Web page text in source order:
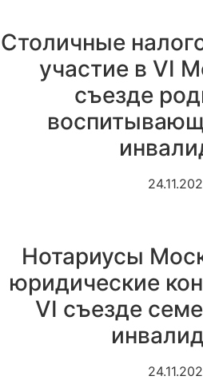
Столичные
участие в VI
съезде
Нотариусы
юридические
VI съезде